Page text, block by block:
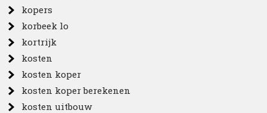
kopers
korbeek lo
kortrijk
kosten
kosten koper
kosten koper berekenen
kosten uitbouw